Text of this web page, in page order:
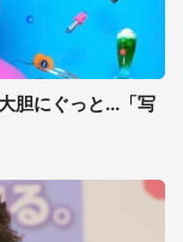
胆にぐっと...「写